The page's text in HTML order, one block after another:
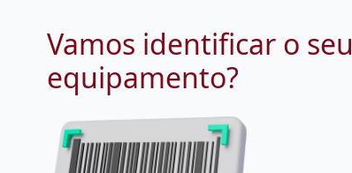
Vamos identificar o seu
equipamento?